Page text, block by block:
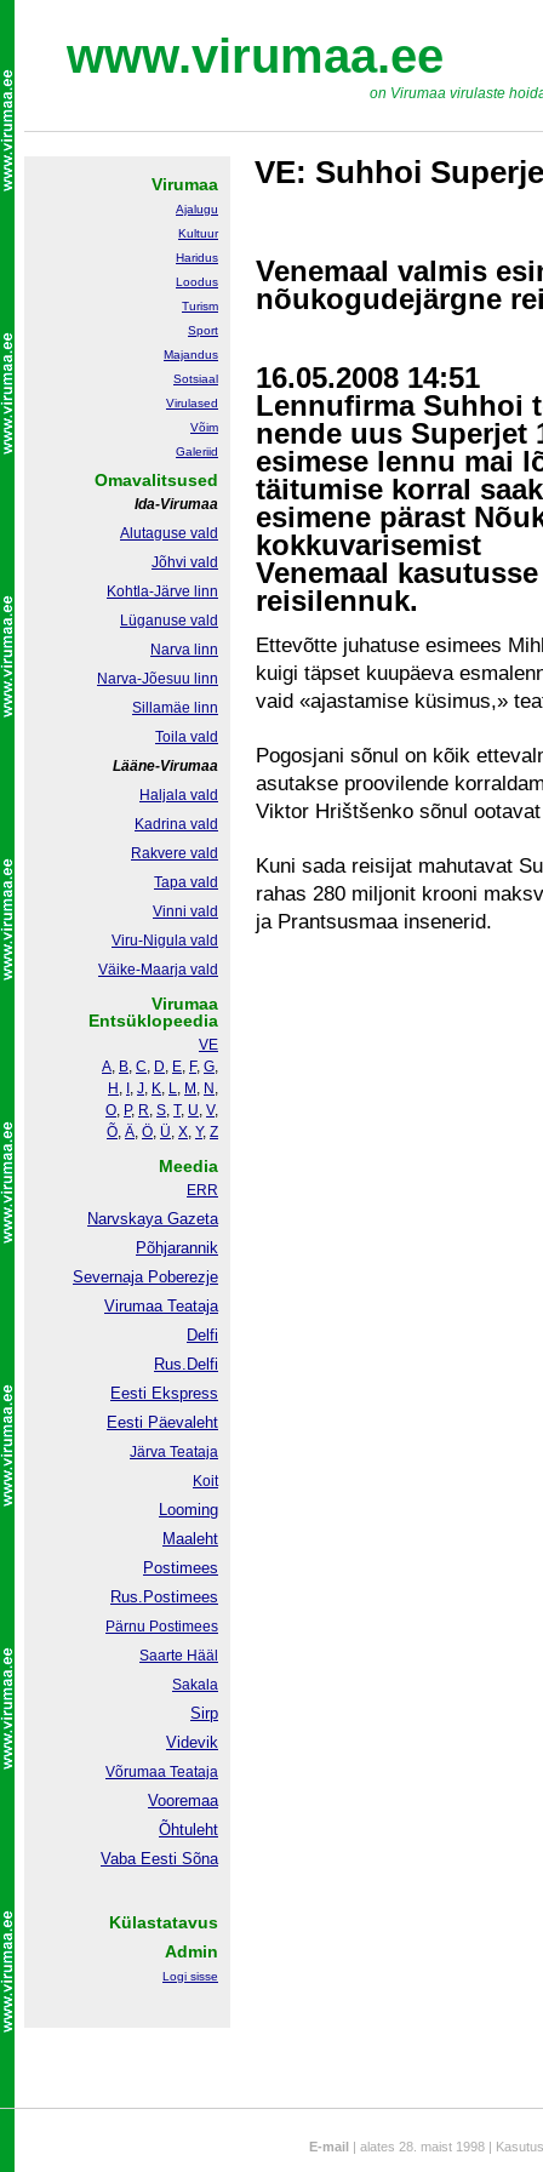
www.virumaa.ee
on Virumaa virulaste
VE: Suhhoi
Venemaal valmis
nõukogudejärgne
16.05.2008 14:51
Lennufirma Suhhoi
nende uus Superjet
esimese lennu mai
täitumise korral
esimene pärast
kokkuvarisemist
Venemaal
reisilennuk.
Ettevõtte juhatuse esimees
kuigi täpset kuupäeva
vaid «ajastamise küsimus,»
Pogosjani sõnul on kõik
asutakse proovilende
Viktor Hrištšenko sõnul
Kuni sada reisijat mahutavat
rahas 280 miljonit krooni
ja Prantsusmaa insenerid.
Virumaa
Ajalugu
Kultuur
Haridus
Loodus
Turism
Sport
Majandus
Sotsiaal
Virulased
Võim
Galeriid
Omavalitsused
Ida-Virumaa
Alutaguse vald
Jõhvi vald
Kohtla-Järve linn
Lüganuse vald
Narva linn
Narva-Jõesuu linn
Sillamäe linn
Toila vald
Lääne-Virumaa
Haljala vald
Kadrina vald
Rakvere vald
Tapa vald
Vinni vald
Viru-Nigula vald
Väike-Maarja vald
Virumaa
Entsüklopeedia
VE
A, B, C, D, E, F, G,
H , , J, K, L, M , N ,
O, P, R, S, T, U, V,
Õ, Ä, Ö, Ü, X, Y, Z
Meedia
ERR
Narvskaya Gazeta
Põhjarannik
Severnaja Poberezje
Virumaa Teataja
Delfi
Rus.Delfi
Eesti Ekspress
Eesti Päevaleht
Järva Teataja
Koit
Looming
Maaleht
Postimees
Rus.Postimees
Pärnu Postimees
Saarte Hääl
Sakala
Sirp
Videvik
Võrumaa Teataja
Vooremaa
Õhtuleht
Vaba Eesti Sõna
Külastatavus
Admin
Logi sisse
E-mail | alates 28. maist 1998 |